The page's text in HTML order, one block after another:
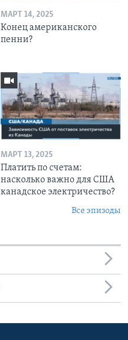
МАРТ 14, 2025
Конец американского
пенни?
МАРТ 13, 2025
Платить по счетам:
насколько важно для США
канадское электричество?
Все эпизоды